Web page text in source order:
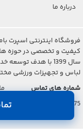
درباره ما
کیفیت و تخصصی در حوزه
سال 1399 با هدف
لباس و تجهیزات ورزشی
شماره های تماس
021-2842-7275